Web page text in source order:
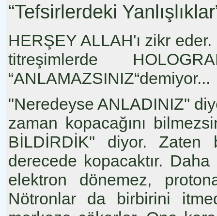
“Tefsirlerdeki
HERŞEY ALLAH'ı zikr
titreşimlerde
“ANLAMAZSINIZ“demiyor...
"Neredeyse ANLADINIZ"
zaman kopacağını
BİLDİRDİK" diyor. Zaten
derecede kopacaktır.
elektron dönemez,
Nötronlar da birbirini